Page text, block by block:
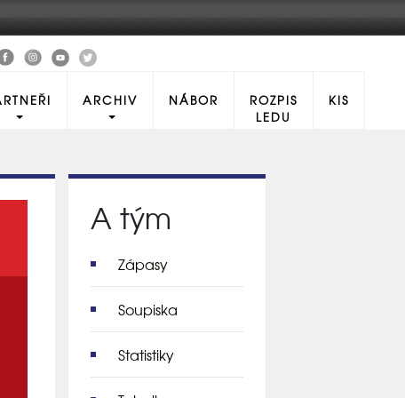
ARCHIV NÁBOR
ROZPIS
LEDU
KIS
A tým
Zápasy
Soupiska
Statistiky